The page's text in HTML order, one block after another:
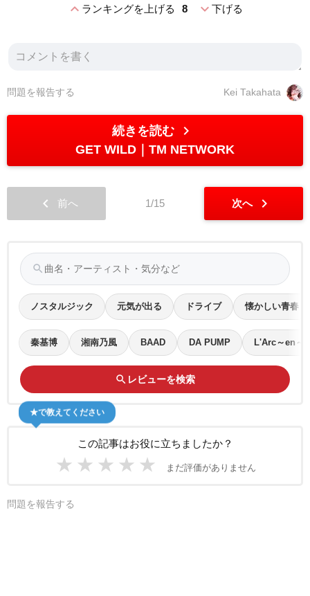
expand_lessランキングを上げる 8 expand_more下げる
Kei Takahata
問題を報告する
続きを読む chevron_right
GET WILD TM NETWORK
chevron_left 前へ 1/15 次へ chevron_right
search
ノスタルジック 元気が出る ドライブ 懐かしい青春
秦基博 湘南乃風 BAAD DA PUMP L'Arc～en～
search レビューを検索
この記事はお役に立ちましたか？
★ ★ ★ ★ ★ まだ評価がありません
★で教えてください
問題を報告する